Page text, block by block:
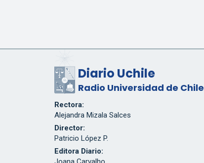
Diario Uchile
Radio Universidad de Chile
Rectora:
Alejandra Mizala Salces
Director:
Patricio López P.
Editora Diario: